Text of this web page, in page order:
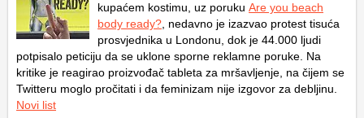
kupaćem kostimu, uz poruku Are you beach
body ready?, nedavno je izazvao protest tisuća
prosvjednika u Londonu, dok je 44.000 ljudi
potpisalo peticiju da se uklone sporne reklamne poruke. Na
kritike je reagirao proizvođač tableta za mršavljenje, na čijem se
Twitteru moglo pročitati i da feminizam nije izgovor za debljinu.
Novi list